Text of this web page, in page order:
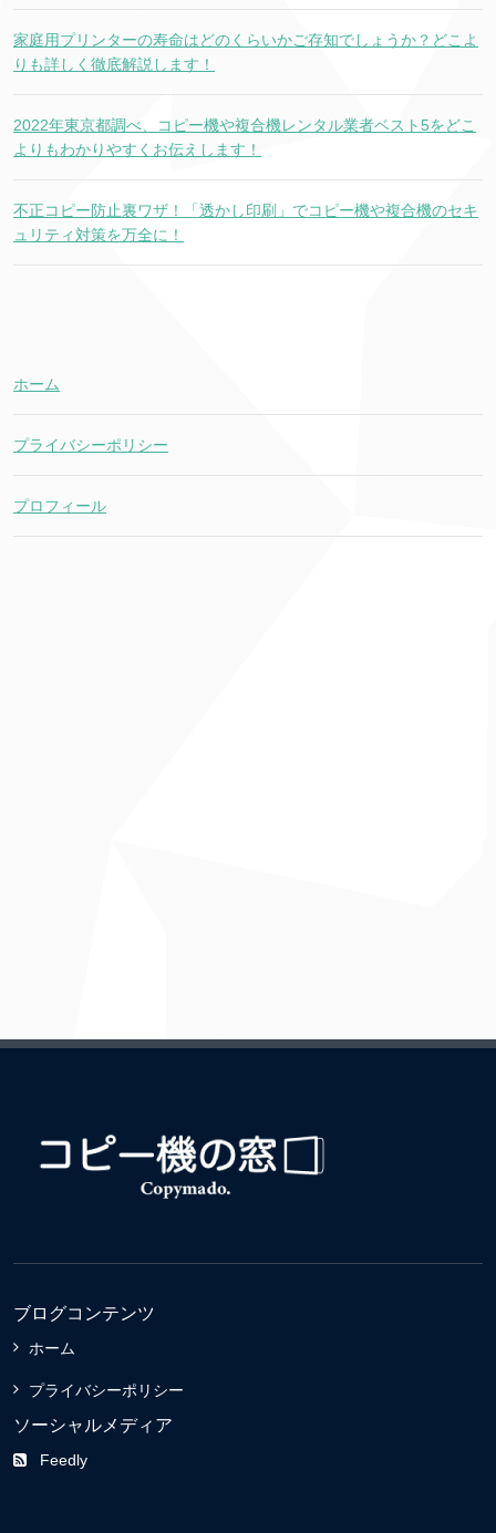
家庭用プリンターの寿命はどのくらいかご存知でしょうか？どこよ
りも詳しく徹底解説します！
2022年東京都調べ、コピー機や複合機レンタル業者ベスト5をどこ
よりもわかりやすくお伝えします！
不正コピー防止裏ワザ！「透かし印刷」でコピー機や複合機のセキ
ュリティ対策を万全に！
ホーム
プライバシーポリシー
プロフィール
ブログコンテンツ
ホーム
プライバシーポリシー
ソーシャルメディア
Feedly